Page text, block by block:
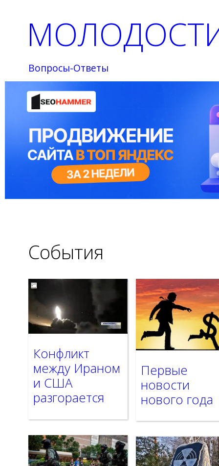
Вопросы-Ответы
События
Конфликт
между Ираном
и США
разгорается
Первые
новости
нового года